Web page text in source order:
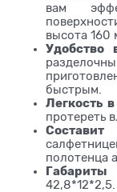
вам
высота 160
Удобство
быстрым.
Легкость
протереть
полотенца
42,8*12*2,5.